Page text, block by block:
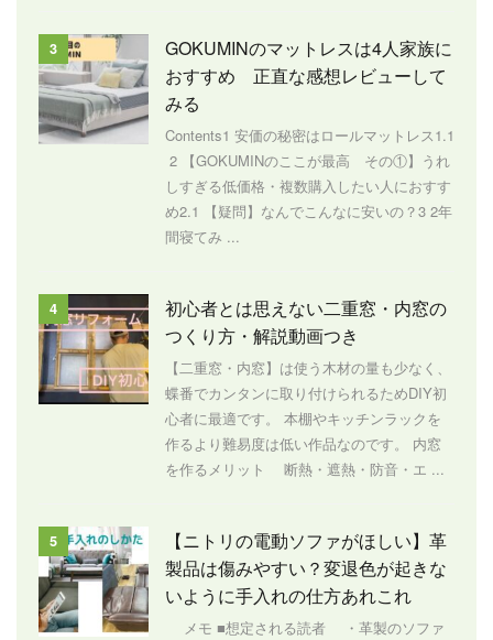
3
GOKUMINのマットレスは4人家族に
おすすめ 正直な感想レビューして
みる
Contents1 安価の秘密はロールマットレス1.1
2 【GOKUMINのここが最高 その①】うれ
しすぎる低価格・複数購入したい人におすす
め2.1 【疑問】なんでこんなに安いの？3 2年
間寝てみ ...
4
初心者とは思えない二重窓・内窓の
つくり方・解説動画つき
【二重窓・内窓】は使う木材の量も少なく、
蝶番でカンタンに取り付けられるためDIY初
心者に最適です。 本棚やキッチンラックを
作るより難易度は低い作品なのです。 内窓
を作るメリット 断熱・遮熱・防音・エ ...
5
【ニトリの電動ソファがほしい】革
製品は傷みやすい？変退色が起きな
いように手入れの仕方あれこれ
メモ ■想定される読者 ・革製のソファ